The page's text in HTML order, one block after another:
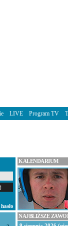
KALENDARIUM
NAJBLIŻSZE
LIVE Program TV